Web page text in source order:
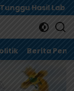
MBG
Berita